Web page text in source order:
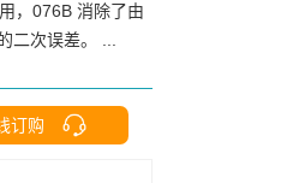
，076B 消除了由
订购